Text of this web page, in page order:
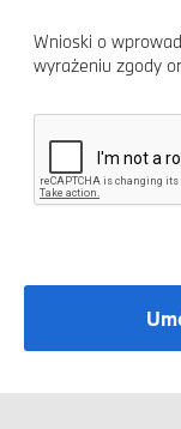
Wnioski o
wyrażeniu zgody